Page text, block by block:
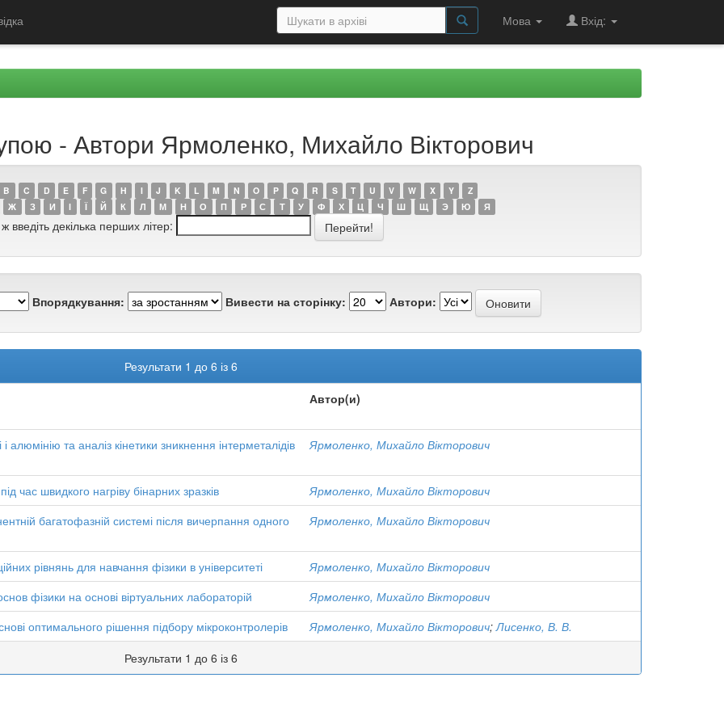
Мова Вхід:
- Автори Ярмоленко, Михайло Вікторович
B C D E F G H I J K L M N O P Q R S T U V W X Y
Z
Ж З И І Ї Й К Л М Н О П Р С Т У Ф Х Ц Ч Ш Щ Э Ю Я
введіть декілька перших літер:
Впорядкування: Вивести на сторінку: Автори:
Результати 1 до 6 із 6
Автор(и)
алюмінію та аналіз кінетики зникнення інтерметалідів
Ярмоленко, Михайло Вікторович
час швидкого нагріву бінарних зразків
Ярмоленко, Михайло Вікторович
багатофазній системі після вичерпання одного
Ярмоленко, Михайло Вікторович
рівнянь для навчання фізики в університеті
Ярмоленко, Михайло Вікторович
фізики на основі віртуальних лабораторій
Ярмоленко, Михайло Вікторович
оптимального рішення підбору мікроконтролерів Ярмоленко, Михайло Вікторович;Лисенко, В. В.
Результати 1 до 6 із 6